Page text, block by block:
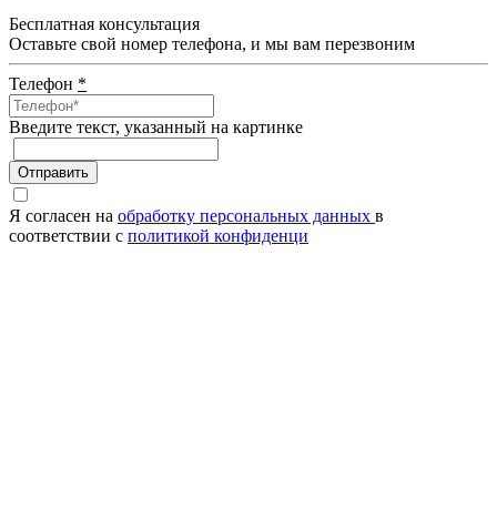
Бесплатная консультация
Оставьте свой номер телефона, и мы вам перезвоним
Телефон *
Введите текcт, указанный на картинке
Отправить
Я согласен на обработку персональных данных в
соответствии с политикой конфиденци